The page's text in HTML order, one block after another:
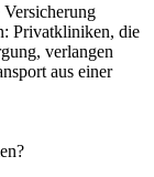
Privatkliniken, die
verlangen
aus einer